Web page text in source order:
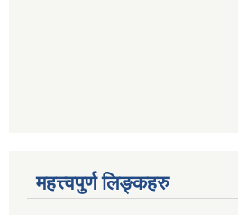
महत्त्वपुर्ण लिङ्कहरु